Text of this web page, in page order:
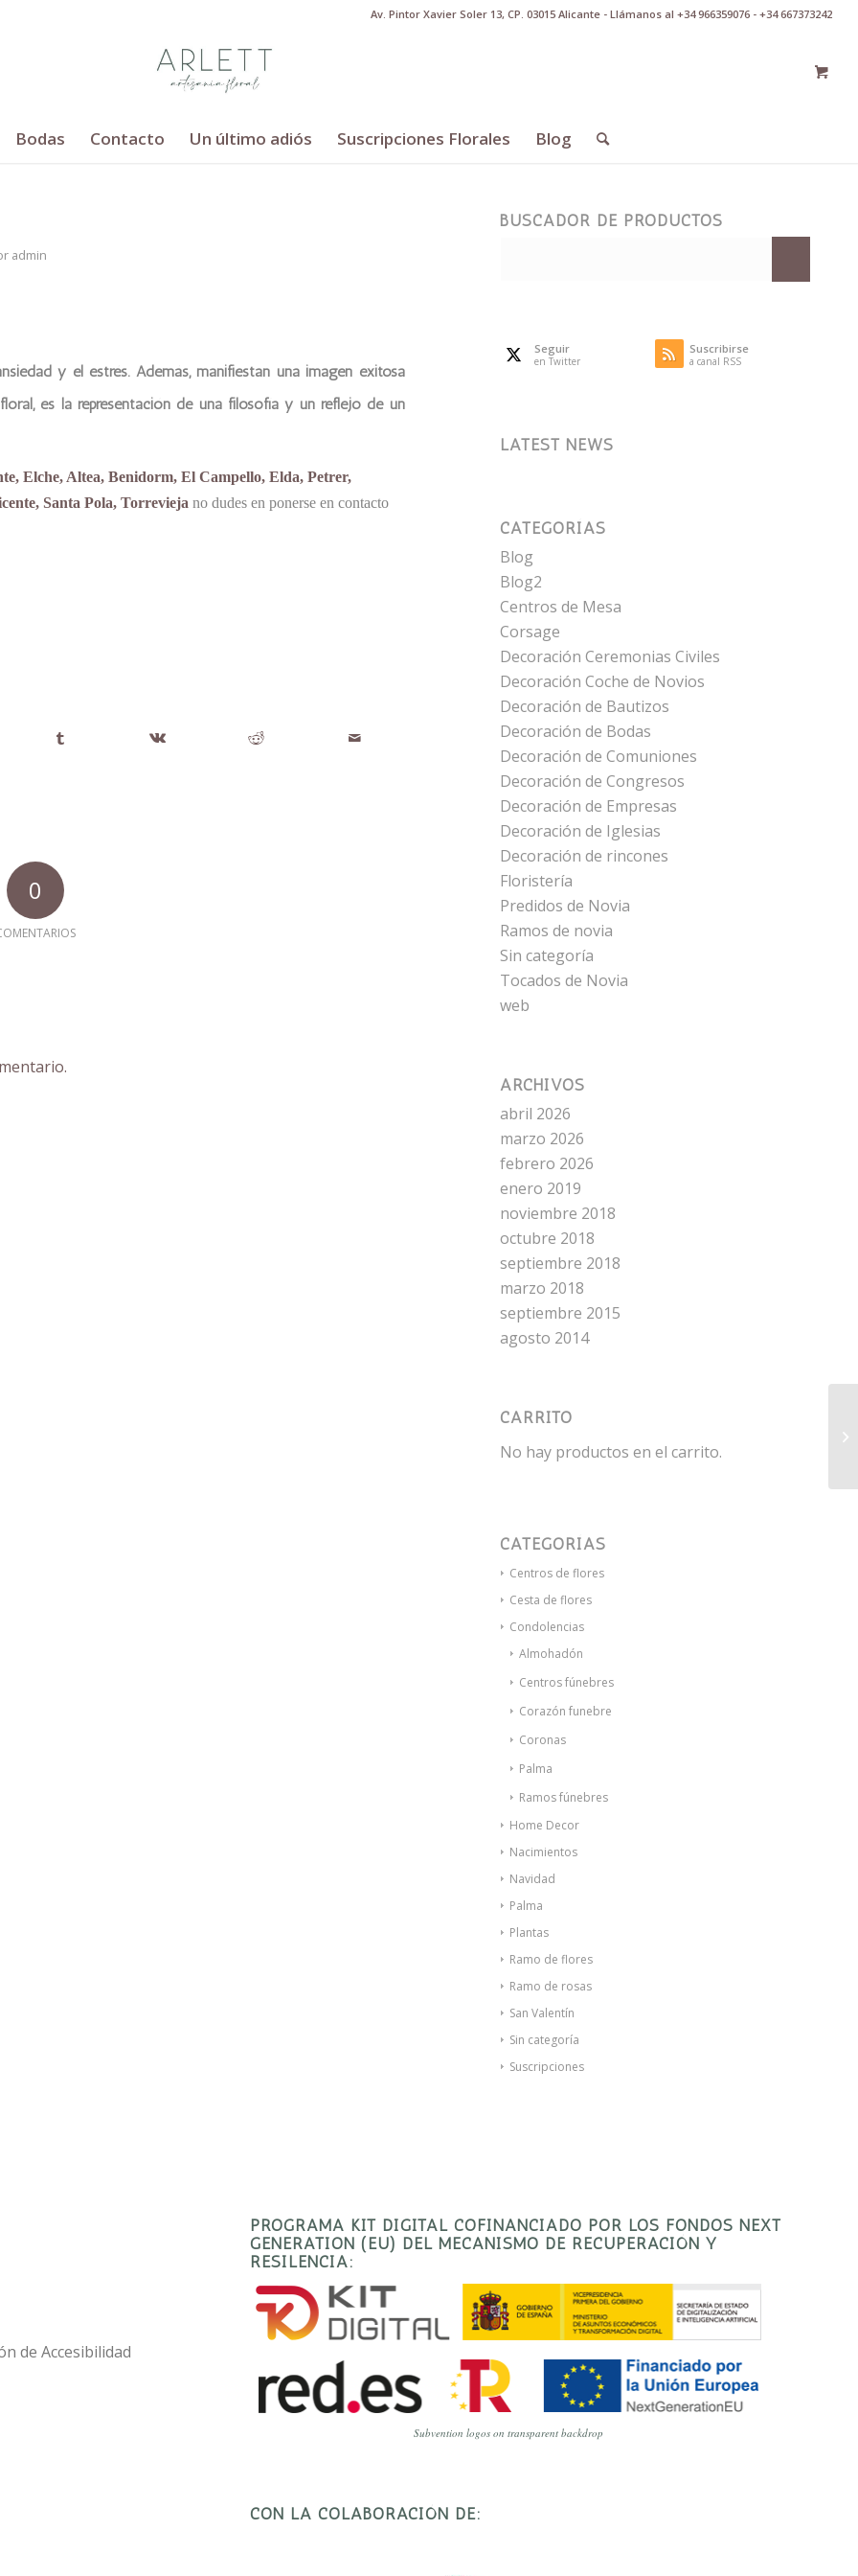
Av. Pintor Xavier Soler 13, CP. 03015 Alicante - Llámanos al +34 966359076 - +34 667373242
Bodas Contacto Un último adiós Suscripciones Florales Blog
admin
y el estrés. Además, manifiestan una imagen exitosa
es la representación de una filosofía y un reflejo de un
Elche, Altea, Benidorm, El Campello, Elda, Petrer,
Santa Pola, Torrevieja no dudes en ponerse en contacto
0
BUSCADOR DE PRODUCTOS
Seguir
en Twitter
Suscribirse
a canal RSS
LATEST NEWS
CATEGORÍAS
Blog
Blog2
Centros de Mesa
Corsage
Decoración Ceremonias Civiles
Decoración Coche de Novios
Decoración de Bautizos
Decoración de Bodas
Decoración de Comuniones
Decoración de Congresos
Decoración de Empresas
Decoración de Iglesias
Decoración de rincones
Floristería
Predidos de Novia
Ramos de novia
Sin categoría
Tocados de Novia
web
ARCHIVOS
abril 2026
marzo 2026
febrero 2026
enero 2019
noviembre 2018
octubre 2018
septiembre 2018
marzo 2018
septiembre 2015
agosto 2014
CARRITO
No hay productos en el carrito.
CATEGORÍAS
Centros de flores
Cesta de flores
Condolencias
Almohadón
Centros fúnebres
Corazón funebre
Coronas
Palma
Ramos fúnebres
Home Decor
Nacimientos
Navidad
Palma
Plantas
Ramo de flores
Ramo de rosas
San Valentín
Sin categoría
Suscripciones
de Accesibilidad
PROGRAMA KIT DIGITAL COFINANCIADO POR LOS FONDOS NEXT
GENERATION (EU) DEL MECANISMO DE RECUPERACIÓN Y
RESILENCIA:
Subvention logos on transparent backdrop
CON LA COLABORACIÓN DE: